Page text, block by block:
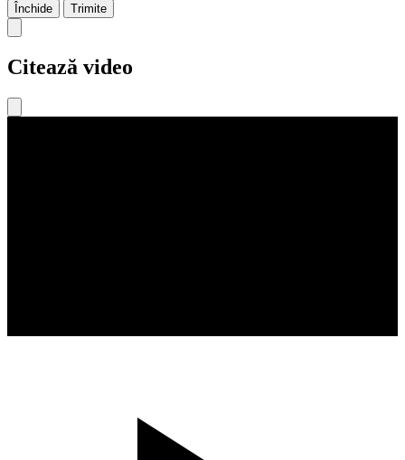
Închide Trimite
Citează video